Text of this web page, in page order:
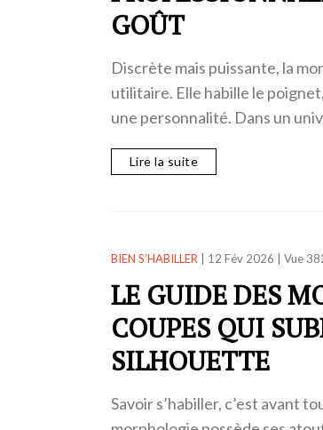
GOÛT
Discrète mais puissante, la
utilitaire. Elle habille le
une personnalité. Dans un
Lire la suite
BIEN S’HABILLER| 12 Fév 2026 Vue
LE GUIDE DES
COUPES QUI
SILHOUETTE
Savoir s’habiller, c’est avant